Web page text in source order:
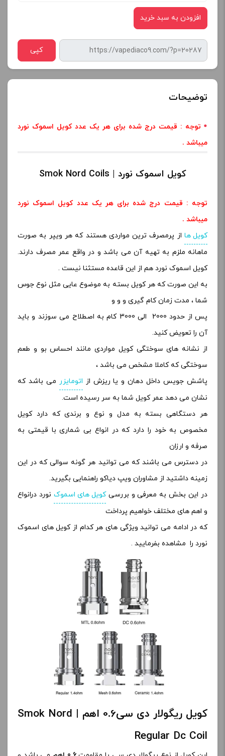
افزودن به سبد خرید
کپی
توضیحات
توجه : قیمت درج شده برای هر یک عدد کویل اسموک نورد
میباشد .
کویل اسموک نورد | Smok Nord Coils
توجه : قیمت درج شده برای هر یک عدد کویل اسموک نورد
میباشد .
کویل ها از پرمصرف ترین مواردی هستند که هر ویپر به صورت
ماهانه ملزم به تهیه آن می باشد و در واقع عمر مصرف دارند.
کویل اسموک نورد هم از این قاعده مستثنا نیست .
به این صورت که هر کویل بسته به موضوع عایی مثل نوع جوس
شما ، مدت زمان کام گیری و و و
پس از حدود 2000 الی 3000 کام به اصطلاح می سوزند و باید
آن را تعویض کنید.
از نشانه های سوختگی کویل مواردی مانند احساس بو و طعم
سوختگی که کاملا مشخص می باشد ،
پاشش جویس داخل دهان و یا ریزش از اتومایزر می باشد که
نشان می دهد عمر کویل شما به سر رسیده است.
هر دستگاهی بسته به مدل و نوع و برندی که دارد کویل
مخصوص به خود را دارد که در انواع بی شماری با قیمتی به
صرفه و ارزان
در دسترس می باشند که می توانید هر گونه سوالی که در این
زمینه داشتید از مشاوران ویپ دیاکو راهنمایی بگیرید.
در این بخش به معرفی و بررسیکویل های اسموک نورد درانواع
و اهم های مختلف خواهیم پرداخت
که در ادامه می توانید ویژگی های هر کدام از کویل های اسموک
نورد را مشاهده بفرمایید .
کویل ریگولار دی سی0.6 اهم | Smok Nord
Regular Dc Coil